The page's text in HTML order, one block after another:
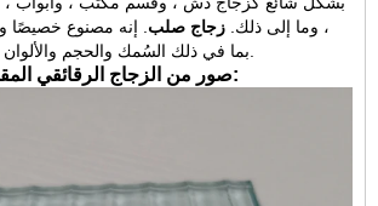
، وما إلى ذلك. زجاج صلب . إنه مصنوع خصيصًا
صور من الزجاج الرقائقي المقوى الشفاف 8 مم: